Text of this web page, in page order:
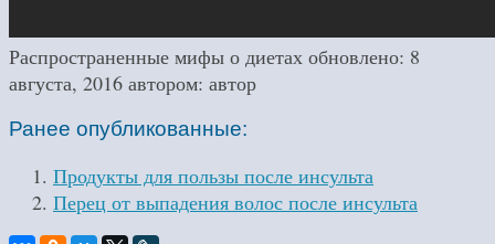
Распространенные мифы о диетах обновлено: 8
августа, 2016 автором: автор
Ранее опубликованные:
Продукты для пользы после инсульта
Перец от выпадения волос после инсульта